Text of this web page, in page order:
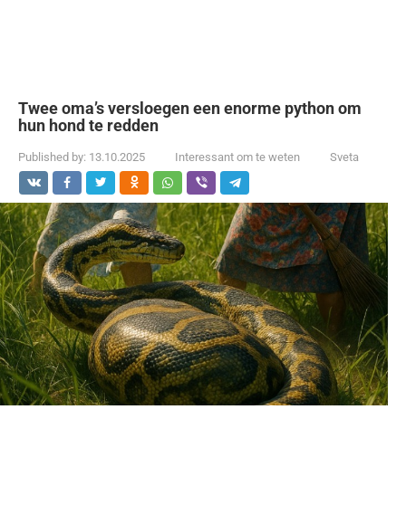
Twee oma’s versloegen een enorme python om
hun hond te redden
Published by: 13.10.2025 Interessant om te weten Sveta